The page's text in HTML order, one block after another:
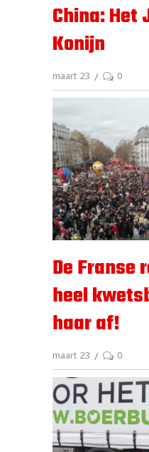
China: Het
Konijn
maart 23 0
De Franse
heel
haar af!
maart 23 0